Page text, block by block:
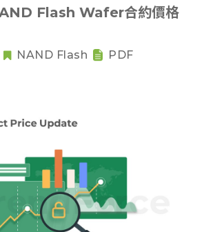
Flash Wafer合約價格
NAND Flash PDF